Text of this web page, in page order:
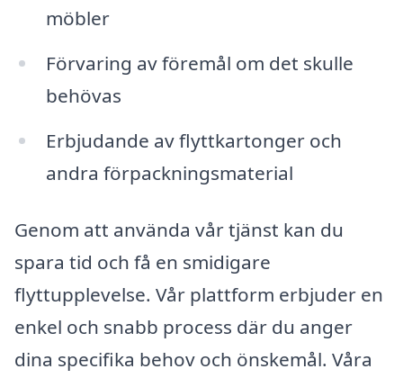
möbler
Förvaring av föremål om det skulle
behövas
Erbjudande av flyttkartonger och
andra förpackningsmaterial
Genom att använda vår tjänst kan du
spara tid och få en smidigare
flyttupplevelse. Vår plattform erbjuder en
enkel och snabb process där du anger
dina specifika behov och önskemål. Våra